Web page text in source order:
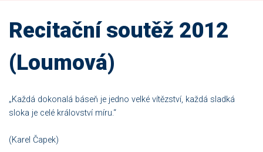
Recitační soutěž 2012
(Loumová)
„Každá dokonalá báseň je jedno velké vítězství, každá sladká
sloka je celé království míru.“
(Karel Čapek)